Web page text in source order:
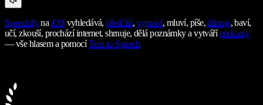
SpeechifynaiOS vyhledává,předčítá, vypráví, mluví, píše,diktuje, baví,
učí, zkouší, prochází internet, shrnuje, dělá poznámky a vytvářípodcasty
— vše hlasem a pomocíText-to-Speech